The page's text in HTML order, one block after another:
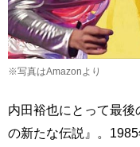
※写真はAmazonより
内田裕也にとって最
の新たな伝説』。